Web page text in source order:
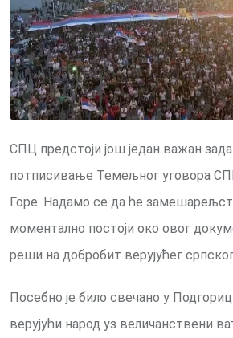
СПЦ предстоји још један важан
потписивање Темељног уговора
Горе. Надамо се да ће
моментално постоји око овог
реши на добробит верујућег
Посебно је било свечано у
верујући народ уз величанствени